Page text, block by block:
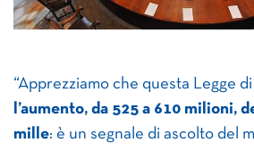
“Apprezziamo che questa Legge
l’aumento, da 525 a 610 milioni,
mille: è un segnale di ascolto del